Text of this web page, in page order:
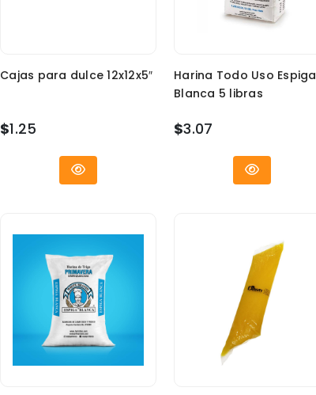
Cajas para dulce 12x12x5″
$1.25
Harina Todo Uso Espiga
Blanca 5 libras
$3.07